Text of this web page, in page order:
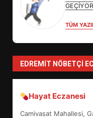
TÜM
EDREMIT NÖBETÇI
Hayat Eczanesi
Camivasat Mahallesi,
4